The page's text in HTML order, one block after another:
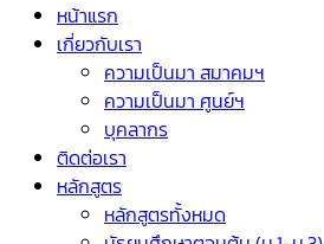
หน้าแรก
เกี่ยวกับเรา
ความเป็นมา สมาคมฯ
ความเป็นมา ศูนย์ฯ
บุคลากร
ติดต่อเรา
หลักสูตร
หลักสูตรทั้งหมด